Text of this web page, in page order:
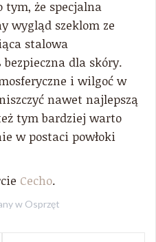
tym, że specjalna
wygląd szeklom ze
stalowa
dla skóry.
i wilgoć w
nawet najlepszą
tym bardziej warto
w postaci powłoki
Cecho.
w Osprzęt